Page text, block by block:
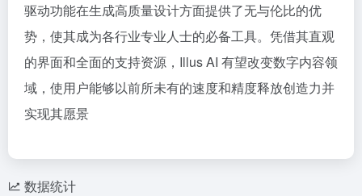
驱动功能在生成高质量设计方面提供了无与伦比的优
势，使其成为各行业专业人士的必备工具。凭借其直观
的界面和全面的支持资源，Illus AI 有望改变数字内容领
域，使用户能够以前所未有的速度和精度释放创造力并
实现其愿景
数据统计